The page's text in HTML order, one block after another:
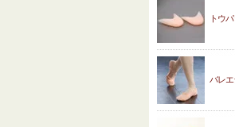
トウ
バレ